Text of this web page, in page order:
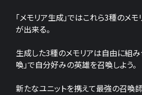
「メモリア生成」ではこれら3種のメ
が出来る。
生成した3種のメモリアは自由に組み
喚」で自分好みの英雄を召喚しよう。
新たなユニットを携えて最強の召喚師